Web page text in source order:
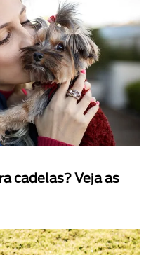
cadelas? Veja as